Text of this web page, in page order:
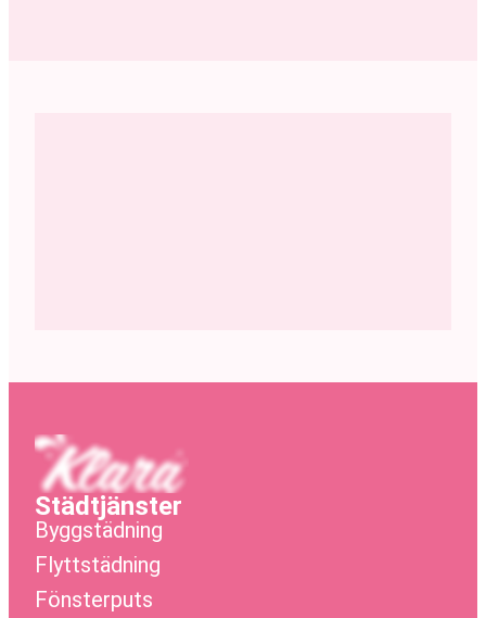
Städtjänster
Byggstädning
Flyttstädning
Fönsterputs